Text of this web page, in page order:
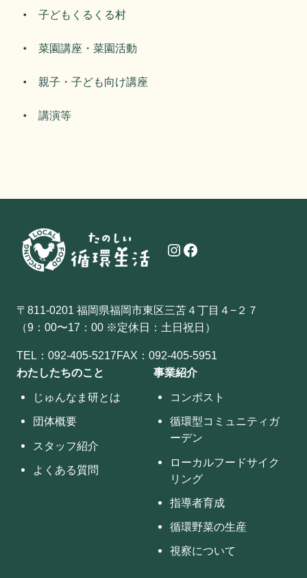
子どもくるくる村
菜園講座・菜園活動
親子・子ども向け講座
講演等
Instagram Facebook
〒811-0201 福岡県福岡市東区三苫４丁目４−２７
（9：00〜17：00 ※定休日：土日祝日）
TEL：092-405-5217FAX：092-405-5951
わたしたちのこと
じゅんなま研とは
団体概要
スタッフ紹介
よくある質問
事業紹介
コンポスト
循環型コミュニティガ
ーデン
ローカルフードサイク
リング
指導者育成
循環野菜の生産
視察について